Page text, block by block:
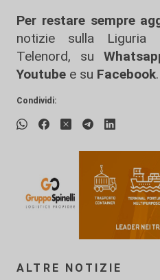
Per restare sempre
notizie sulla Liguria
Telenord, su
Youtube e su Facebook.
Condividi:
ALTRE NOTIZIE